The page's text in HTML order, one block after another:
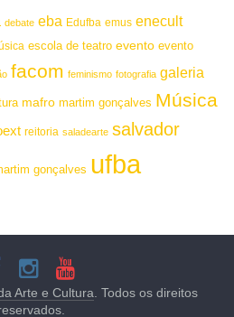
debate eba Edufba emus enecult
escola de teatro evento evento
facom feminismo fotografia galeria
mafro martim gonçalves Música
reitoria saladearte salvador
gonçalves ufba
Arte e Cultura . Todos os direitos